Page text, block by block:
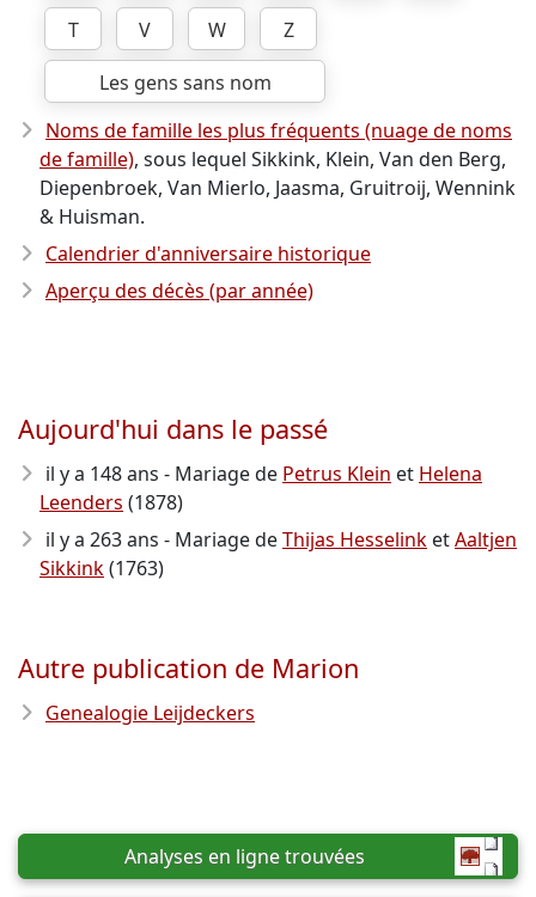
T
V W
Z
Les gens sans nom
Noms de famille les plus fréquents (nuage de noms
de famille), sous lequel Sikkink, Klein, Van den Berg,
Diepenbroek, Van Mierlo, Jaasma, Gruitroij, Wennink
& Huisman.
Calendrier d'anniversaire historique
Aperçu des décès (par année)
Aujourd'hui dans le passé
il y a 148 ans - Mariage de Petrus Klein et Helena
Leenders (1878)
il y a 263 ans - Mariage deThijas Hesselink etAaltjen
Sikkink(1763)
Autre publication de Marion
Genealogie Leijdeckers
Analyses en ligne trouvées